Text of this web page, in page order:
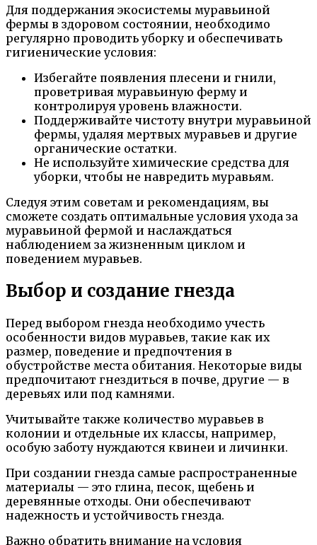
Для поддержания экосистемы муравьиной
фермы в здоровом состоянии, необходимо
регулярно проводить уборку и обеспечивать
гигиенические условия:
Избегайте появления плесени и гнили,
проветривая муравьиную ферму и
контролируя уровень влажности.
Поддерживайте чистоту внутри муравьиной
фермы, удаляя мертвых муравьев и другие
органические остатки.
Не используйте химические средства для
уборки, чтобы не навредить муравьям.
Следуя этим советам и рекомендациям, вы
сможете создать оптимальные условия ухода за
муравьиной фермой и наслаждаться
наблюдением за жизненным циклом и
поведением муравьев.
Выбор и создание гнезда
Перед выбором гнезда необходимо учесть
особенности видов муравьев, такие как их
размер, поведение и предпочтения в
обустройстве места обитания. Некоторые виды
предпочитают гнездиться в почве, другие — в
деревьях или под камнями.
Учитывайте также количество муравьев в
колонии и отдельные их классы, например,
особую заботу нуждаются квинеи и личинки.
При создании гнезда самые распространенные
материалы — это глина, песок, щебень и
деревянные отходы. Они обеспечивают
надежность и устойчивость гнезда.
Важно обратить внимание на условия